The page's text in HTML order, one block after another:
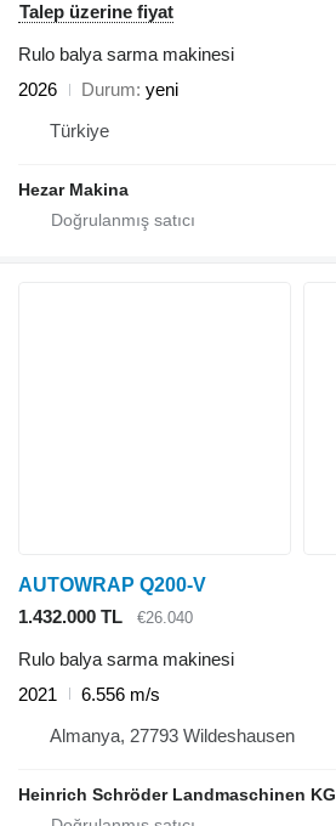
Talep üzerine fiyat
Rulo balya sarma makinesi
2026
Durum yeni
Türkiye
Hezar Makina
AUTOWRAP Q200-V
1.432.000 TL
€26.040
Rulo balya sarma makinesi
2021
6.556 m/s
Almanya, 27793 Wildeshausen
Heinrich Schröder Landmaschinen KG